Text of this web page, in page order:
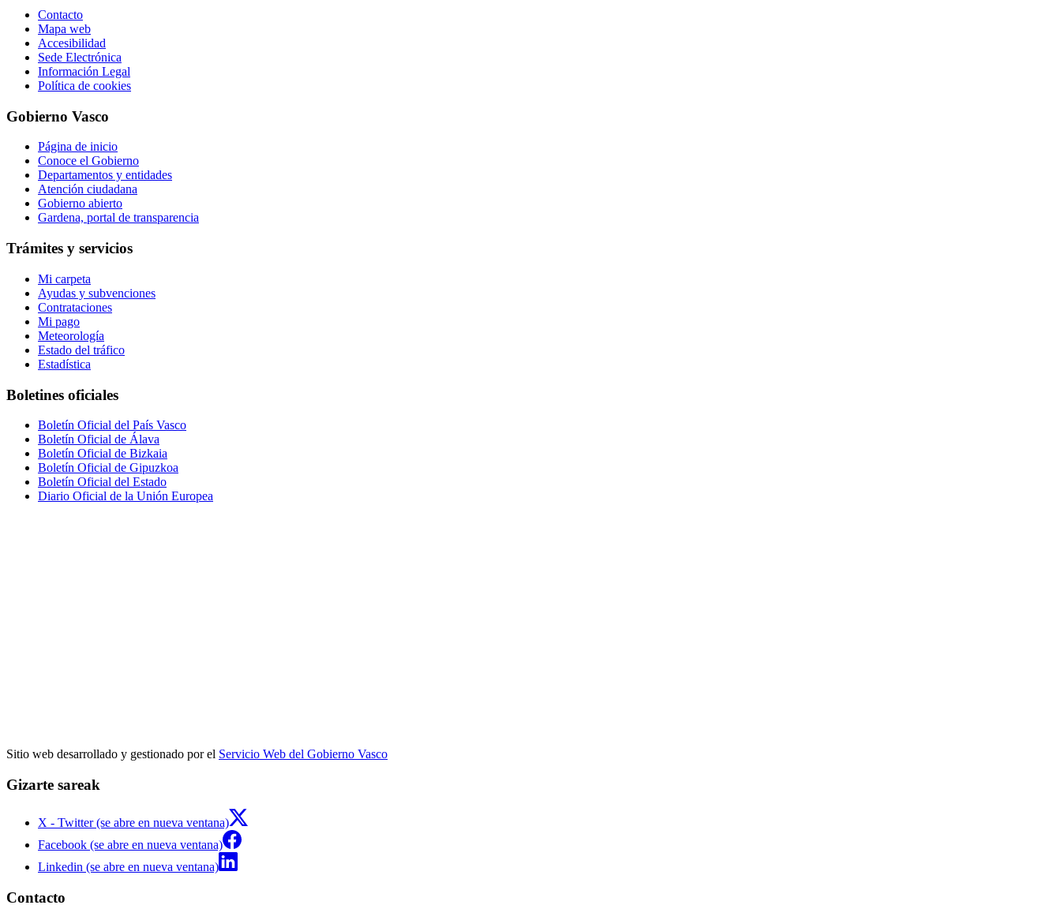
Contacto
Mapa web
Accesibilidad
Sede Electrónica
Información Legal
Política de cookies
Gobierno Vasco
Página de inicio
Conoce el Gobierno
Departamentos y entidades
Atención ciudadana
Gobierno abierto
Gardena, portal de transparencia
Trámites y servicios
Mi carpeta
Ayudas y subvenciones
Contrataciones
Mi pago
Meteorología
Estado del tráfico
Estadística
Boletines oficiales
Boletín Oficial del País Vasco
Boletín Oficial de Álava
Boletín Oficial de Bizkaia
Boletín Oficial de Gipuzkoa
Boletín Oficial del Estado
Diario Oficial de la Unión Europea
Sitio web desarrollado y gestionado por el Servicio Web del Gobierno Vasco
Gizarte sareak
X - Twitter (se abre en nueva ventana)
Facebook (se abre en nueva ventana)
Linkedin (se abre en nueva ventana)
Contacto